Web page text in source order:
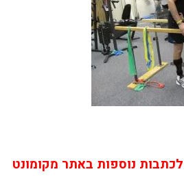
לכתבות נוספות באתר מקומונט